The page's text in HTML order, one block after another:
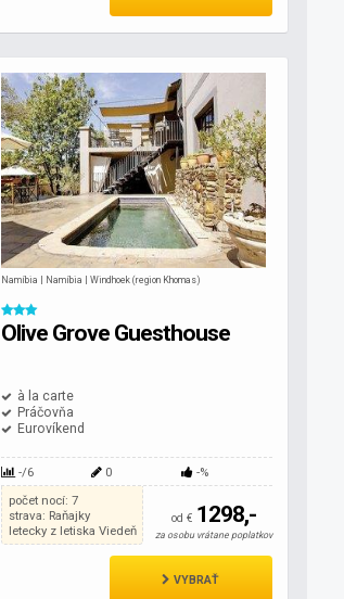
Namíbia | Namíbia | Windhoek (region Khomas)
Olive Grove Guesthouse
à la carte
Práčovňa
Eurovíkend
-/6 0
-%
počet nocí: 7
strava: Raňajky
letecky z letiska Viedeň
od € 1298,-
za osobu vrátane poplatkov
VYBRAŤ